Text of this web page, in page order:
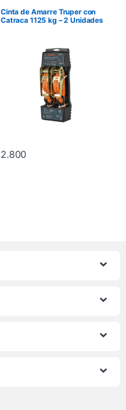
Cinta de Amarre Truper con
Catraca 1125 kg – 2 Unidades
2.800